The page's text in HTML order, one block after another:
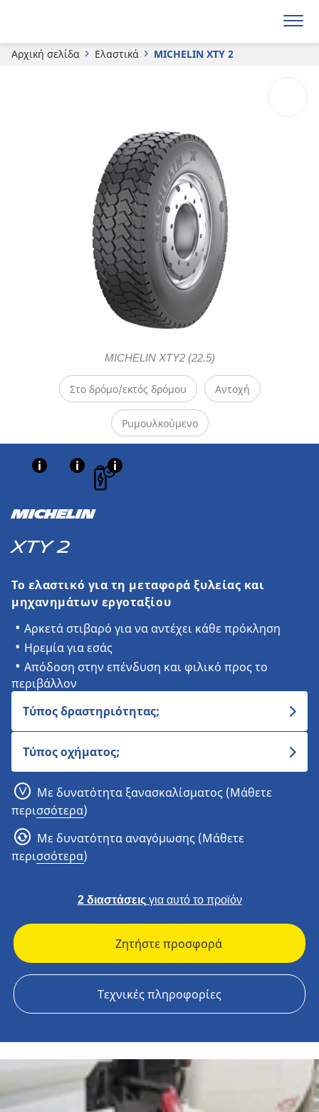
Αρχική σελίδα Ελαστικά MICHELIN XTY 2
MICHELIN XTY2 (22.5)
Στο δρόμο/εκτός δρόμου Αντοχή
Ρυμουλκούμενο
MICHELIN
XTY 2
Το ελαστικό για τη μεταφορά ξυλείας και
μηχανημάτων εργοταξίου
Αρκετά στιβαρό για να αντέχει κάθε πρόκληση
Ηρεμία για εσάς
Απόδοση στην επένδυση και φιλικό προς το
περιβάλλον
Τύπος δραστηριότητας;
Τύπος οχήματος;
Με δυνατότητα ξανασκαλίσματος (Μάθετε
περισσότερα)
Με δυνατότητα αναγόμωσης (Μάθετε
περισσότερα)
2 διαστάσειςγια αυτό το προϊόν
Ζητήστε προσφορά
Τεχνικές πληροφορίες